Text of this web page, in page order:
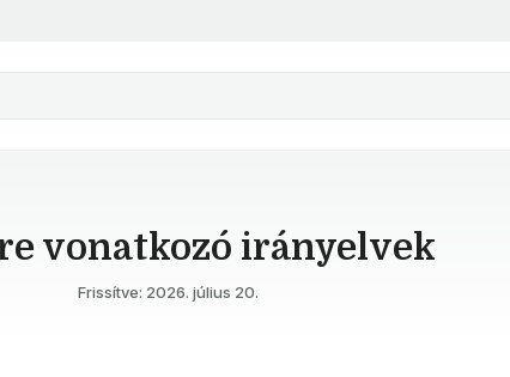
vonatkozó irányelvek
Frissítve: 2026. július 20.